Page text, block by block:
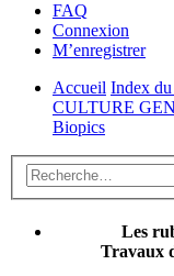
FAQ
Connexion
M’enregistrer
Accueil Index
CULTURE
Biopics
Les
Travaux